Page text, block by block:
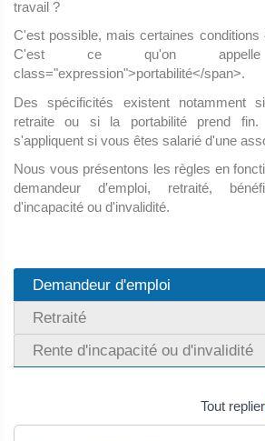
travail ?
C'est possible, mais certaines conditions
C'est ce qu'on
class="expression">portabilité</span>.
Des spécificités existent notamment
retraite ou si la portabilité prend
s'appliquent si vous êtes salarié d'une
Nous vous présentons les règles en
demandeur d'emploi, retraité,
d'incapacité ou d'invalidité.
Demandeur d'emploi
Retraité
Rente d'incapacité ou d'invalidité
Tout replier